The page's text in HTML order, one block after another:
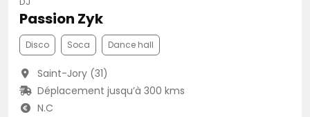
Passion Zyk
Disco Soca Dance hall
Saint-Jory (31)
Déplacement jusqu’à 300 kms
N.C